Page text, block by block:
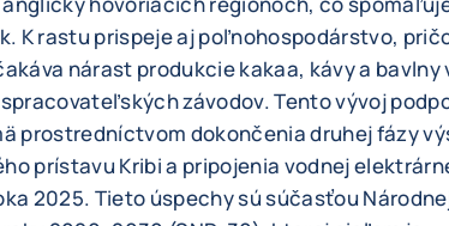
K rastu prispeje aj poľnohospodárstvo,
nárast produkcie kakaa, kávy a bavlny
závodov. Tento vývoj
prostredníctvom dokončenia druhej fázy
prístavu Kribi a pripojenia vodnej
2025. Tieto úspechy sú súčasťou